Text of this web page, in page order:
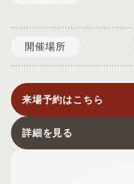
開催場所
来場予約はこちら
詳細を見る